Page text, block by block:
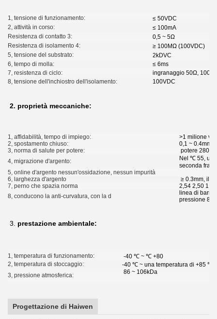
1, tensione di funzionamento:
≤ 50VDC
2, attività in corso:
≤ 100mA
Resistenza di contatto 3:
0,5 ~ 5Ω
Resistenza di isolamento 4:
≥ 100MΩ (100VDC)
5, tensione del substrato:
2kDVC
6, tempo di molla:
≤ 6ms
7, resistenza di ciclo:
ingranaggio 50Ω, 100Ω,
8, tensione dell'inchiostro dell'isolamento:
100VDC
2. proprietà meccaniche:
1, affidabilità, tempo di impiego:
>1 milione
2, spostamento chiuso:
0,1 ~ 0.4mm
3, norma di salute per potere:
potere 280g
4, migrazione d'argento:
Nel ℃ 55,
seconda fra il
5, online d'argento nessun'ossidazione, nessun impurità
6, larghezza d'argento
≥ 0.3mm, il
7, perno che spazia norma
2,54 2,50
8, conducono la anti-curvatura, con la d
linea di
pressione 80
3. prestazione ambientale:
1, temperatura di funzionamento:
-40 ℃ ~ ℃ +80
2, temperatura di stoccaggio:
-40 ℃ ~ una temperatura di +85 ℃
3, pressione atmosferica:
86 ~ 106kDa
Progettazione di Haiwen